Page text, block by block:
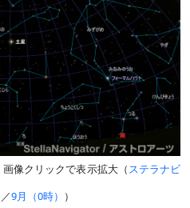
像クリックで表示拡大（ステラナビ
／9月（0時） ）